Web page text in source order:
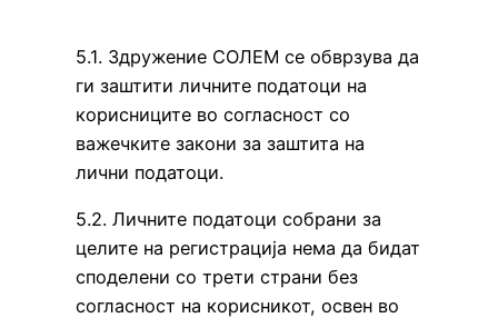
5.1. Здружение СОЛЕМ се обврзува да
ги заштити личните податоци на
корисниците во согласност со
важечките закони за заштита на
лични податоци.
5.2. Личните податоци собрани за
целите на регистрација нема да бидат
споделени со трети страни без
согласност на корисникот, освен во